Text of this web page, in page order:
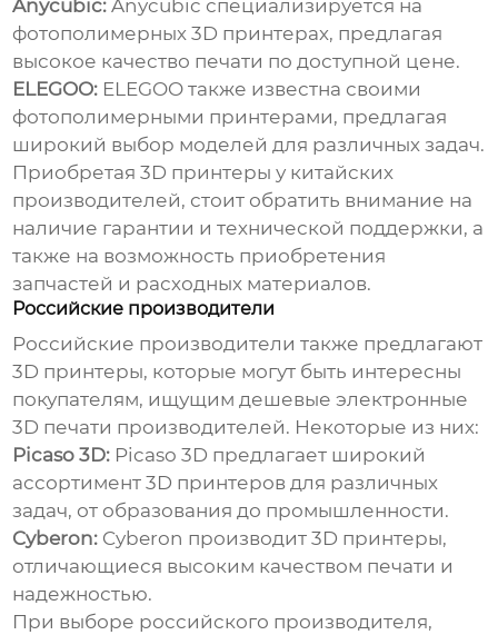
Anycubic: Anycubic специализируется на
фотополимерных 3D принтерах, предлагая
высокое качество печати по доступной цене.
ELEGOO: ELEGOO также известна своими
фотополимерными принтерами, предлагая
широкий выбор моделей для различных задач.
Приобретая 3D принтеры у китайских
производителей, стоит обратить внимание на
наличие гарантии и технической поддержки, а
также на возможность приобретения
запчастей и расходных материалов.
Российские производители
Российские производители также предлагают
3D принтеры, которые могут быть интересны
покупателям, ищущимдешевые электронные
3D печати производителей. Некоторые из них:
Picaso 3D: Picaso 3D предлагает широкий
ассортимент 3D принтеров для различных
задач, от образования до промышленности.
Cyberon: Cyberon производит 3D принтеры,
отличающиеся высоким качеством печати и
надежностью.
При выборе российского производителя,